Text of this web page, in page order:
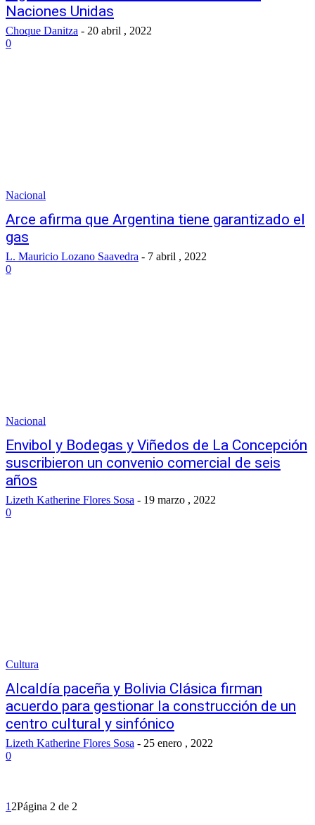
Naciones Unidas
Choque Danitza - 20 abril , 2022
0
Nacional
Arce afirma que Argentina tiene garantizado el
gas
L. Mauricio Lozano Saavedra - 7 abril , 2022
0
Nacional
Envibol y Bodegas y Viñedos de La Concepción
suscribieron un convenio comercial de seis
años
Lizeth Katherine Flores Sosa - 19 marzo , 2022
0
Cultura
Alcaldía paceña y Bolivia Clásica firman
acuerdo para gestionar la construcción de un
centro cultural y sinfónico
Lizeth Katherine Flores Sosa - 25 enero , 2022
0
1 2Página 2 de 2